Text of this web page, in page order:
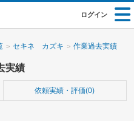
ログイン
セキネ カズキ 作業過去実績
実績
依頼実績・評価(0)